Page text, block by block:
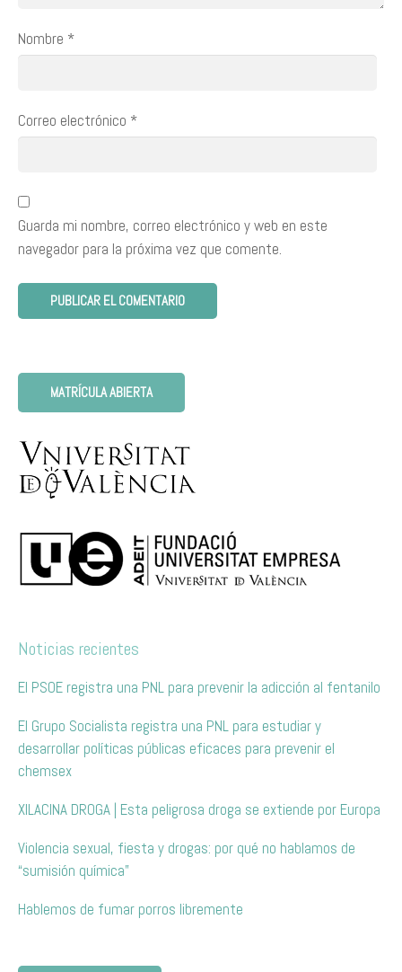
Nombre *
Correo electrónico *
Guarda mi nombre, correo electrónico y web en este
navegador para la próxima vez que comente.
MATRÍCULA ABIERTA
Noticias recientes
El PSOE registra una PNL para prevenir la adicción al fentanilo
El Grupo Socialista registra una PNL para estudiar y
desarrollar políticas públicas eficaces para prevenir el
chemsex
XILACINA DROGA | Esta peligrosa droga se extiende por Europa
Violencia sexual, fiesta y drogas: por qué no hablamos de
“sumisión química”
Hablemos de fumar porros libremente